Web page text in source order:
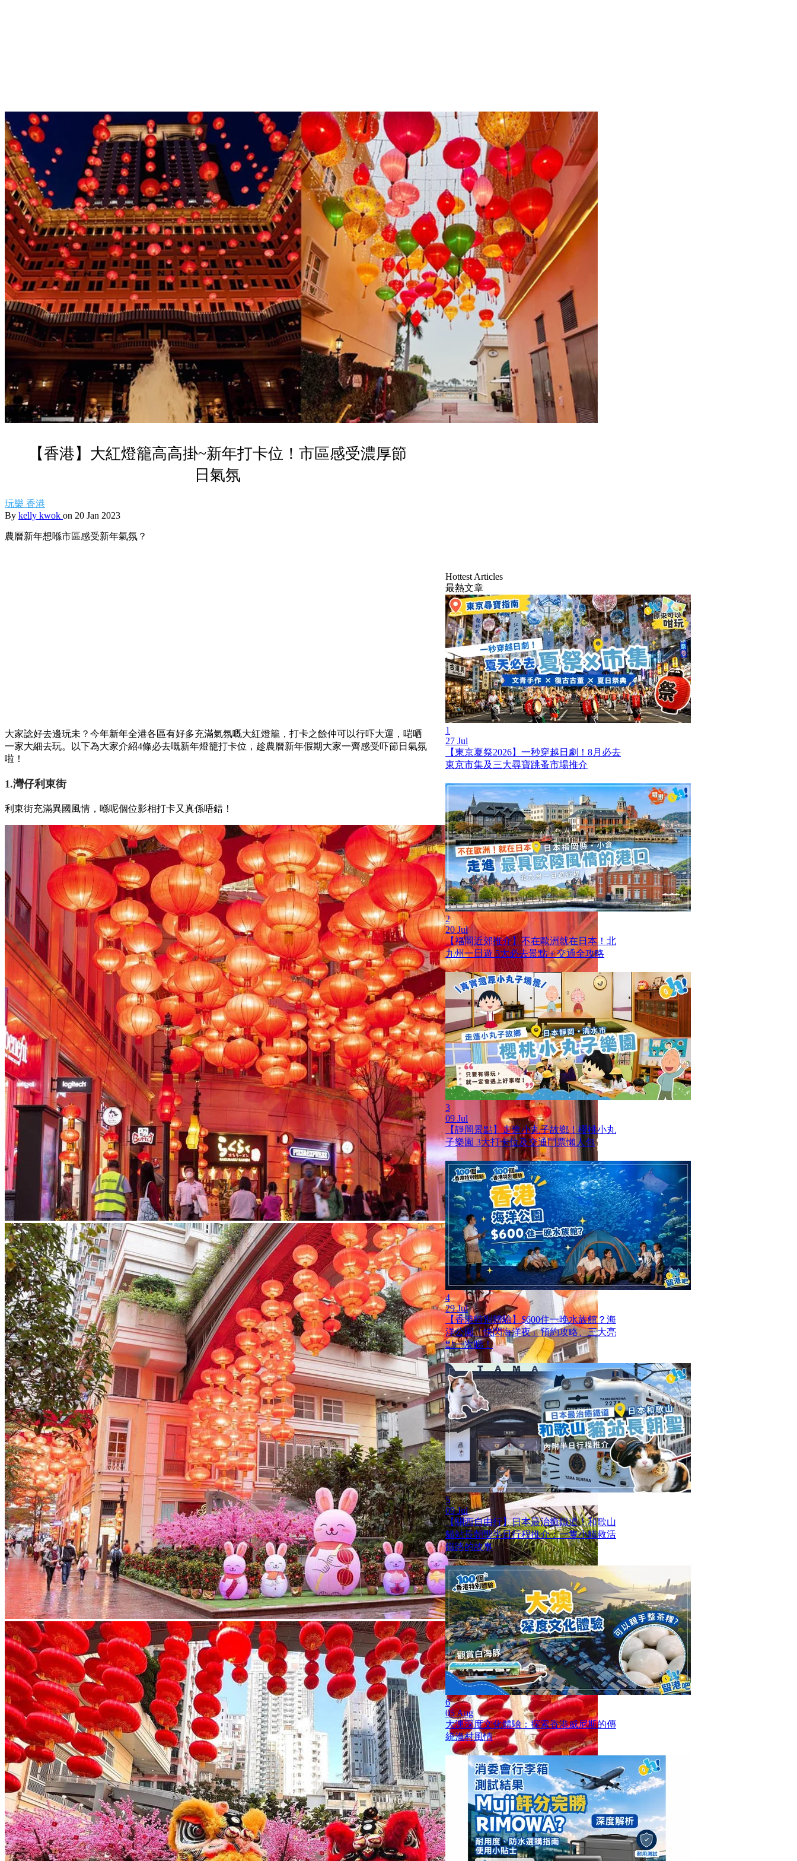
【香港】大紅燈籠高高掛~新年打卡位！市區感受濃厚節
日氣氛
玩樂 香港
By kelly kwok on 20 Jan 2023
農曆新年想喺市區感受新年氣氛？
大家諗好去邊玩未？今年新年全港各區有好多充滿氣氛嘅大紅燈籠，打卡之餘仲可以行吓大運，啱哂
一家大細去玩。以下為大家介紹4條必去嘅新年燈籠打卡位，趁農曆新年假期大家一齊感受吓節日氣氛
啦！
1.灣仔利東街
利東街充滿異國風情，喺呢個位影相打卡又真係唔錯！
Hottest Articles
最熱文章
1
27 Jul
【東京夏祭2026】一秒穿越日劇！8月必去
東京市集及三大尋寶跳蚤市場推介
2
20 Jul
【福岡近郊推介】不在歐洲就在日本！北
九州一日遊 5大必去景點＋交通全攻略
3
09 Jul
【靜岡景點】走進小丸子故鄉！櫻桃小丸
子樂園 3大打卡位及交通門票懶人包
4
29 Jul
【香港特別體驗】$600住一晚水族館？海
洋公園「快閃海洋夜」預約攻略、三大亮
點一次睇！
5
09 Jul
【關西自由行】日本最治癒鐵道！和歌山
貓站長朝聖半日行程推介：一隻小貓救活
鐵路的故事
6
05 Aug
大澳深度文化體驗：探索香港威尼斯的傳
統漁村風情